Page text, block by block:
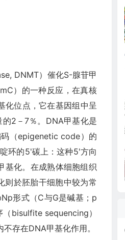
DNMT）催化S-腺苷甲
）的一种反应，在真核
化位点，它在基因组中呈
2－7％。DNA甲基化是
码（epigenetic code）的
环的5'碳上：这种5'方向
基化。在成熟体细胞组织
於胚胎干细胞中较为常
形式（C与G是碱基；p
bisulfite sequencing）
存在DNA甲基化作用。